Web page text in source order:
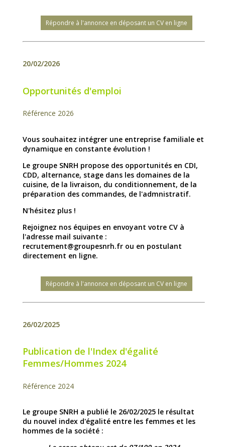
Répondre à l'annonce en déposant un CV en ligne
20/02/2026
Opportunités d'emploi
Référence 2026
Vous souhaitez intégrer une entreprise familiale et
dynamique en constante évolution !
Le groupe SNRH propose des opportunités en CDI,
CDD, alternance, stage dans les domaines de la
cuisine, de la livraison, du conditionnement, de la
préparation des commandes, de l'admnistratif.
N'hésitez plus !
Rejoignez nos équipes en envoyant votre CV à
l'adresse mail suivante :
recrutement@groupesnrh.fr ou en postulant
directement en ligne.
Répondre à l'annonce en déposant un CV en ligne
26/02/2025
Publication de l'Index d'égalité
Femmes/Hommes 2024
Référence 2024
Le groupe SNRH a publié le 26/02/2025 le résultat
du nouvel index d'égalité entre les femmes et les
hommes de la société :